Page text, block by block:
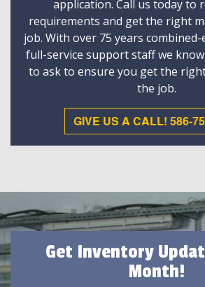
application. Call us today to
requirements and get the right
job. With over 75 years
full-service support staff we
to ask to ensure you get the
the job.
GIVE US A CALL! 586-
Get Inventory
Month!